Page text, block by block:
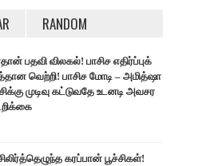
RANDOM
பதவி விலகல்! பாசிச எதிர்ப்புக்
வெற்றி! பாசிச மோடி – அமித்ஷா
முடிவு கட்டுவதே உடனடி அவசர
கரப்பான் பூச்சிகள்!